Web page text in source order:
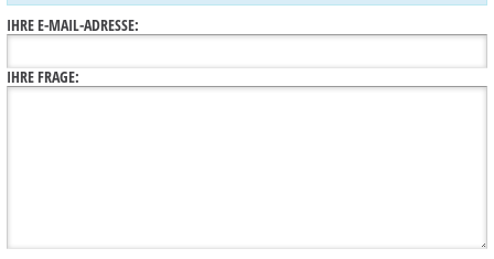
IHRE E-MAIL-ADRESSE:
IHRE FRAGE: